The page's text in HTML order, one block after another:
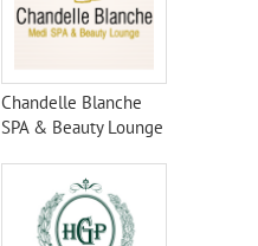
Chandelle Blanche
SPA & Beauty Lounge